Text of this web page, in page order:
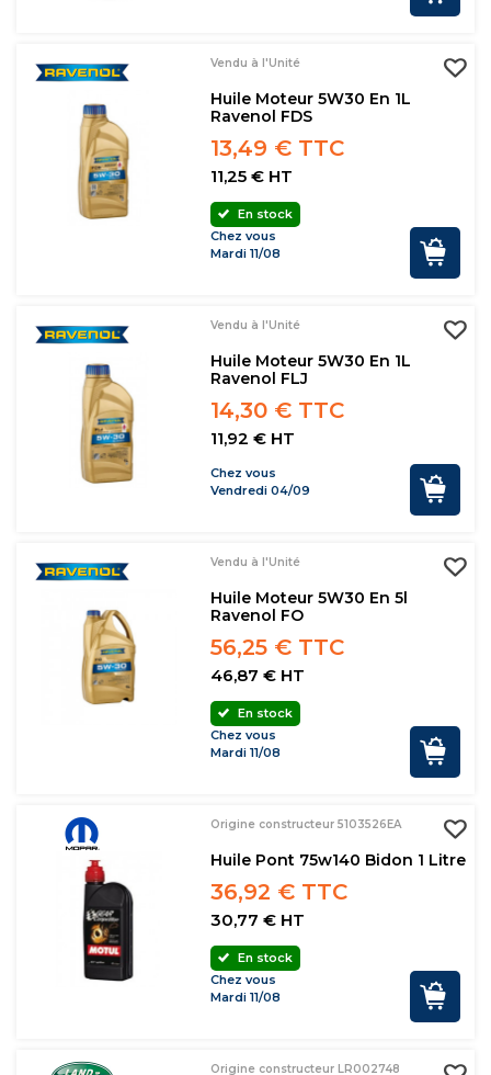
Vendu à l'Unité
Huile Moteur 5W30 En 1L
Ravenol FDS
13,49 € TTC
11,25 € HT
En stock
Chez vous
Mardi 11/08
Vendu à l'Unité
Huile Moteur 5W30 En 1L
Ravenol FLJ
14,30 € TTC
11,92 € HT
Chez vous
Vendredi 04/09
Vendu à l'Unité
Huile Moteur 5W30 En 5l
Ravenol FO
56,25 € TTC
46,87 € HT
En stock
Chez vous
Mardi 11/08
Origine constructeur 5103526EA
Huile Pont 75w140 Bidon 1 Litre
36,92 € TTC
30,77 € HT
En stock
Chez vous
Mardi 11/08
Origine constructeur LR002748